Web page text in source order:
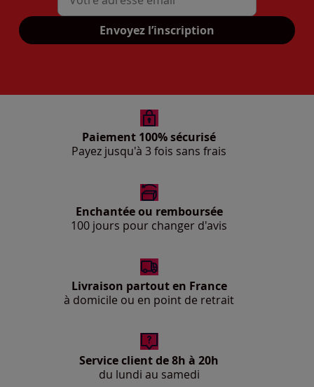
Mon adresse mail
Envoyez l’inscription
Paiement 100% sécurisé
Payez jusqu'à 3 fois sans frais
Enchantée ou remboursée
100 jours pour changer d'avis
Livraison partout en France
à domicile ou en point de retrait
Service client de 8h à 20h
du lundi au samedi